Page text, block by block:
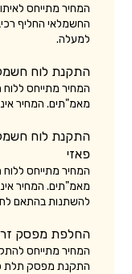
המחיר מתייחס
למעלה.
התקנת לוח
מאמ"תים. המחיר
התקנת לוח
פאזי
מאמ"תים. המחיר
להשתנות בהתאם
החלפת מפסק
המחיר מתייחס
התקנת מפסק תלת